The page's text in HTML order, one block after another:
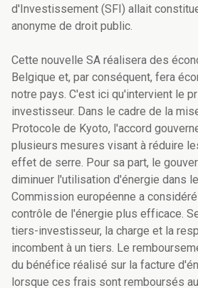
d'Investissement (SFI) allait
anonyme de droit public.
Cette nouvelle SA réalisera des
Belgique et, par conséquent, fera
notre pays. C'est ici qu'intervient le
investisseur. Dans le cadre de la
Protocole de Kyoto, l'accord
plusieurs mesures visant à réduire
effet de serre. Pour sa part, le
diminuer l'utilisation d'énergie dans
Commission européenne a
contrôle de l'énergie plus efficace.
tiers-investisseur, la charge et la
incombent à un tiers. Le
du bénéfice réalisé sur la facture
lorsque ces frais sont remboursés